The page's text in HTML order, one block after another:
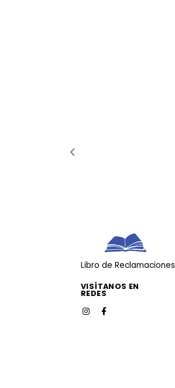
Libro de Reclamaciones
VISÍTANOS EN
REDES